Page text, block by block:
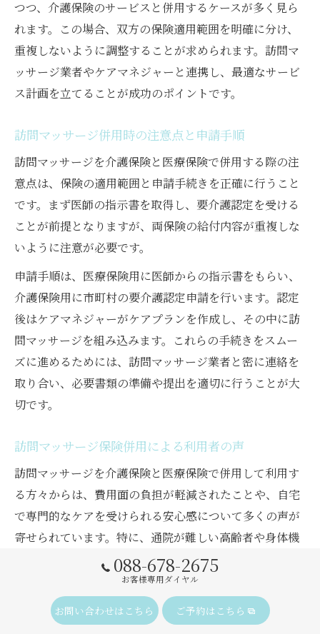
つつ、介護保険のサービスと併用するケースが多く見ら
れます。この場合、双方の保険適用範囲を明確に分け、
重複しないように調整することが求められます。訪問マ
ッサージ業者やケアマネジャーと連携し、最適なサービ
ス計画を立てることが成功のポイントです。
訪問マッサージ併用時の注意点と申請手順
訪問マッサージを介護保険と医療保険で併用する際の注
意点は、保険の適用範囲と申請手続きを正確に行うこと
です。まず医師の指示書を取得し、要介護認定を受ける
ことが前提となりますが、両保険の給付内容が重複しな
いように注意が必要です。
申請手順は、医療保険用に医師からの指示書をもらい、
介護保険用に市町村の要介護認定申請を行います。認定
後はケアマネジャーがケアプランを作成し、その中に訪
問マッサージを組み込みます。これらの手続きをスムー
ズに進めるためには、訪問マッサージ業者と密に連絡を
取り合い、必要書類の準備や提出を適切に行うことが大
切です。
訪問マッサージ保険併用による利用者の声
訪問マッサージを介護保険と医療保険で併用して利用す
る方々からは、費用面の負担が軽減されたことや、自宅
で専門的なケアを受けられる安心感について多くの声が
寄せられています。特に、通院が難しい高齢者や身体機
能が低下した方にとって、自宅訪問のサービスは生活の
質を大きく向上させる要素となっています。
また、利用者の中には、両保険の併用によって継続的な
施術が可能となり、身体の痛みやこわばりが改善された
088-678-2675
お客様専用ダイヤル
お問い合わせはこちら ご予約はこちら